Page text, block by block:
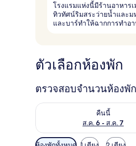
โรงแรมแห่งนี้มีร้านอาหารเ
ทิวทัศน์ริมสระว่ายน้ำและม
และบาร์ทำให้ฉากการทำอ
ตัวเลือกห้องพัก
ตรวจสอบจำนวนห้องพั
คืนนี้
ส.ค. 6 - ส.ค. 7
ตรวจสอบจำนวนห้องพักว่างใ
ตัว